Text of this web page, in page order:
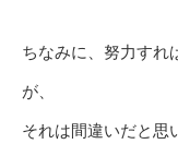
ちなみに、努力すれ
が、
それは間違いだと思